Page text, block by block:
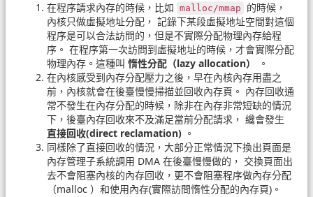
在程序請求內存的時候，比如 malloc/​mmap
的時候，
內核只做虛擬地址分配， 記錄下某段虛擬地址空間對這個
程序是可以合法訪問的，但是不實際分配物理內存給程
序。 在程序第一次訪問到虛擬地址的時候，才會實際分配
物理內存。這種叫 惰性分配（lazy allocation）
。
在內核感受到內存分配壓力之後，早在內核內存用盡之
前，內核就會在後臺慢慢掃描並回收內存頁。 內存回收通
常不發生在內存分配的時候，除非在內存非常短缺的情況
下，後臺內存回收來不及滿足當前分配請求， 纔會發生
直接回收(direct reclamation) 。
同樣除了直接回收的情況，大部分正常情況下換出頁面是
內存管理子系統調用 DMA 在後臺慢慢做的， 交換頁面出
去不會阻塞內核的內存回收，更不會阻塞程序做內存分配
（malloc ）和使用內存(實際訪問惰性分配的內存頁)。